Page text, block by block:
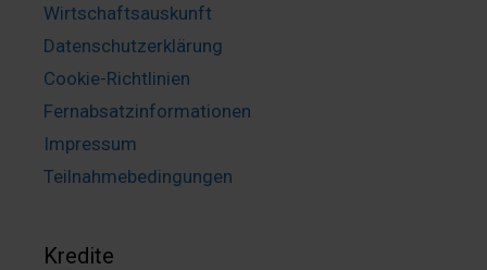
Wirtschaftsauskunft
Datenschutzerklärung
Cookie-Richtlinien
Fernabsatzinformationen
Impressum
Teilnahmebedingungen
Kredite